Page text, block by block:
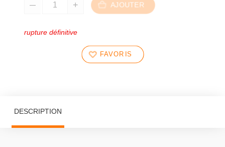
AJOUTER
rupture définitive
FAVORIS
DESCRIPTION